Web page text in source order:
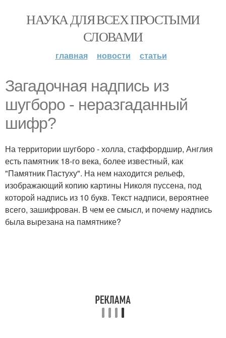
НАУКА ДЛЯ ВСЕХ ПРОСТЫМИ
СЛОВАМИ
главная новости статьи
Загадочная надпись из
шугборо - неразгаданный
шифр?
На территории шугборо - холла, стаффордшир, Англия
есть памятник 18-го века, более известный, как
"Памятник Пастуху". На нем находится рельеф,
изображающий копию картины Николя пуссена, под
которой надпись из 10 букв. Текст надписи, вероятнее
всего, зашифрован. В чем ее смысл, и почему надпись
была вырезана на памятнике?